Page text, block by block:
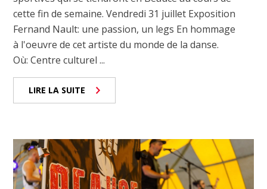
cette fin de semaine. Vendredi 31 juillet Exposition
Fernand Nault: une passion, un legs En hommage
à l'oeuvre de cet artiste du monde de la danse.
Où: Centre culturel ...
LIRE LA SUITE